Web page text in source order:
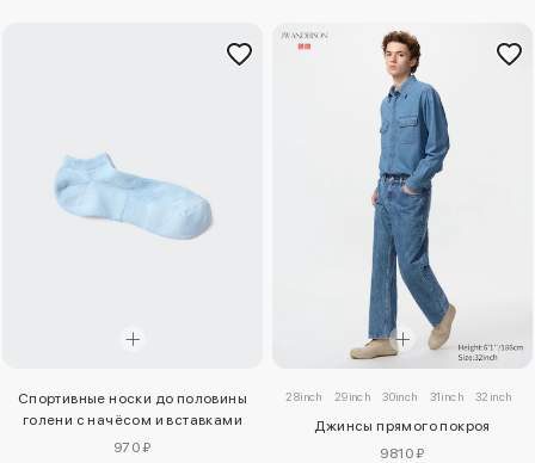
Спортивные носки до половины
голени с начёсом и вставками
970 ₽
28inch 29inch 30inch 31inch 32inch
Джинсы прямого покроя
9810 ₽